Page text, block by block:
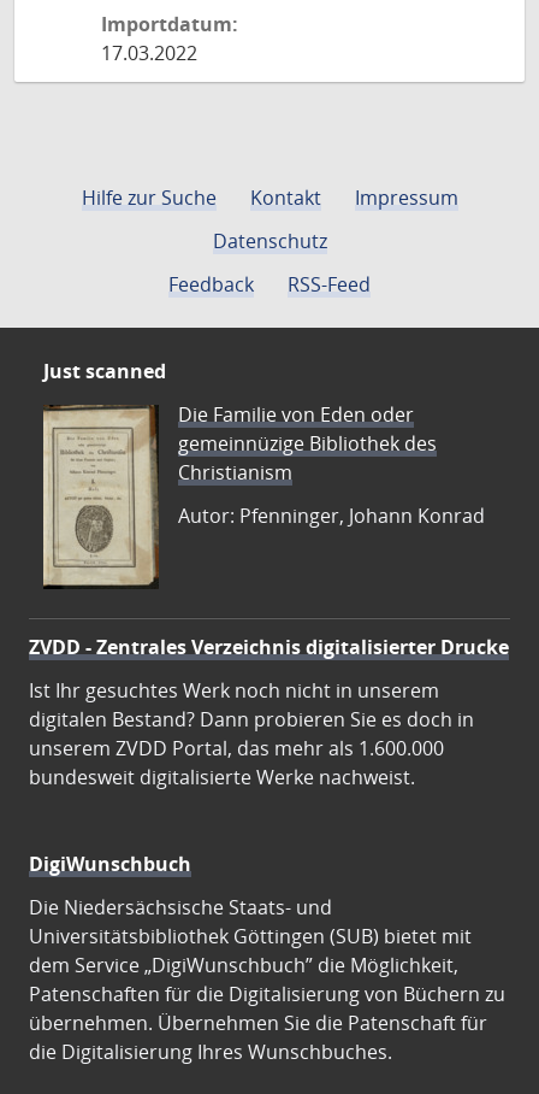
Importdatum:
17.03.2022
Hilfe zur Suche Kontakt
Impressum
Datenschutz
Feedback
RSS-Feed
Just scanned
Die Familie von Eden oder
gemeinnüzige Bibliothek des
Christianism
Autor: Pfenninger, Johann Konrad
ZVDD - Zentrales Verzeichnis digitalisierter Drucke
Ist Ihr gesuchtes Werk noch nicht in unserem
digitalen Bestand? Dann probieren Sie es doch in
unserem ZVDD Portal, das mehr als 1.600.000
bundesweit digitalisierte Werke nachweist.
DigiWunschbuch
Die Niedersächsische Staats- und
Universitätsbibliothek Göttingen (SUB) bietet mit
dem Service „DigiWunschbuch” die Möglichkeit,
Patenschaften für die Digitalisierung von Büchern zu
übernehmen. Übernehmen Sie die Patenschaft für
die Digitalisierung Ihres Wunschbuches.